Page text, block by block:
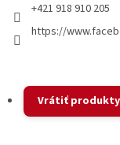
+421 918 910 205
https://
Vrátiť produkty